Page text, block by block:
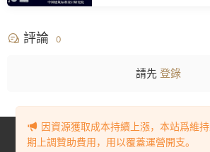
評論 0
請先 登錄
Copyright © 2023-2024BIM資源網. All
2023001905号-1
因資源獲取成本持續上漲，本站爲維
期上調贊助費用，用以覆蓋運營開支。